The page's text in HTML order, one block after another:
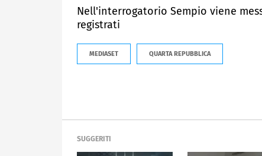
Nell'interrogatorio Sempio viene
registrati
MEDIASET QUARTA REPUBBLICA
SUGGERITI